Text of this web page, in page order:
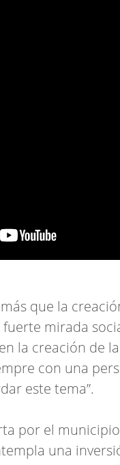
que la
mirada
la creación de
con una
este tema”.
por el
una